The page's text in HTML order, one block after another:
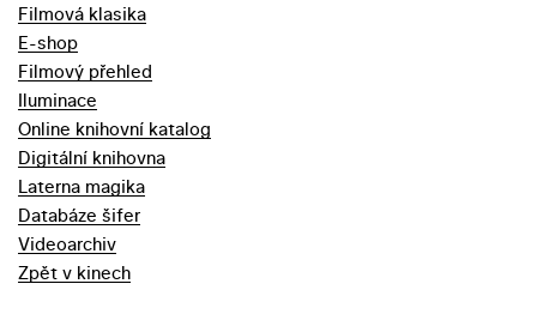
Filmová klasika
E-shop
Filmový přehled
Iluminace
Online knihovní katalog
Digitální knihovna
Laterna magika
Databáze šifer
Videoarchiv
Zpět v kinech